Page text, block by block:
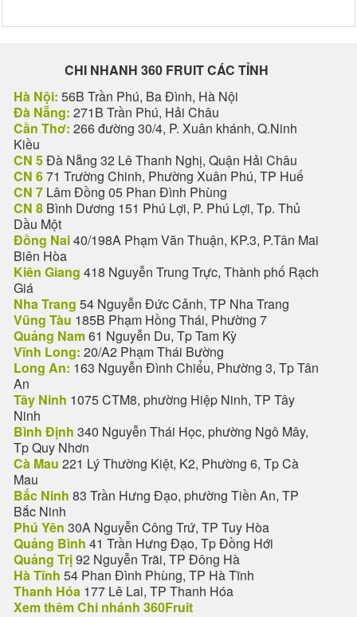
CHI NHANH 360 FRUIT CÁC TỈNH
Hà Nội: 56B Trần Phú, Ba Đình, Hà Nội
Đà Nẵng: 271B Trần Phú, Hải Châu
Cần Thơ: 266 đường 30/4, P. Xuân khánh, Q.Ninh
Kiều
CN 5Đà Nẵng 32 Lê Thanh Nghị, Quận Hải Châu
CN 671 Trường Chinh, Phường Xuân Phú, TP Huế
CN 7 Lâm Đồng 05 Phan Đình Phùng
CN 8 Bình Dương 151 Phú Lợi, P. Phú Lợi, Tp. Thủ
Dầu Một
Đồng Nai40/198A Phạm Văn Thuận, KP.3, P.Tân Mai
Biên Hòa
Kiên Giang 418 Nguyễn Trung Trực, Thành phố Rạch
Giá
Nha Trang 54 Nguyễn Đức Cảnh, TP Nha Trang
Vũng Tàu 185B Phạm Hồng Thái, Phường 7
Quảng Nam61 Nguyễn Du, Tp Tam Kỳ
Vĩnh Long: 20/A2 Phạm Thái Bường
Long An: 163 Nguyễn Đình Chiểu, Phường 3, Tp Tân
An
Tây Ninh 1075 CTM8, phường Hiệp Ninh, TP Tây
Ninh
Bình Định 340 Nguyễn Thái Học, phường Ngô Mây,
Tp Quy Nhơn
Cà Mau 221 Lý Thường Kiệt, K2, Phường 6, Tp Cà
Mau
Bắc Ninh 83 Trần Hưng Đạo, phường Tiền An, TP
Bắc Ninh
Phú Yên 30A Nguyễn Công Trứ, TP Tuy Hòa
Quảng Bình 41 Trần Hưng Đạo, Tp Đồng Hới
Quảng Trị92 Nguyễn Trãi, TP Đông Hà
Hà Tĩnh 54 Phan Đình Phùng, TP Hà Tĩnh
Thanh Hóa 177 Lê Lai, TP Thanh Hóa
Xem thêm Chi nhánh 360Fruit